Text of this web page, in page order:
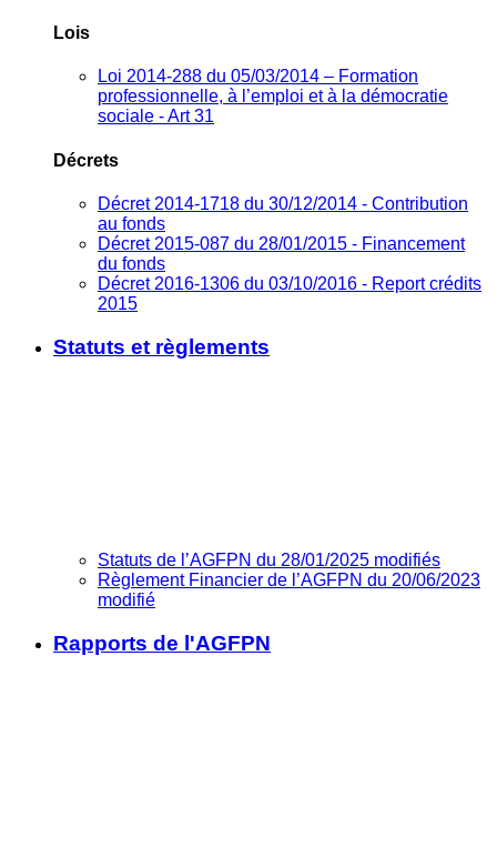
Lois
Loi 2014-288 du 05/03/2014 – Formation
professionnelle, à l’emploi et à la démocratie
sociale - Art 31
Décrets
Décret 2014-1718 du 30/12/2014 - Contribution
au fonds
Décret 2015-087 du 28/01/2015 - Financement
du fonds
Décret 2016-1306 du 03/10/2016 - Report crédits
2015
Statuts et règlements
Statuts de l’AGFPN du 28/01/2025 modifiés
Règlement Financier de l’AGFPN du 20/06/2023
modifié
Rapports de l'AGFPN